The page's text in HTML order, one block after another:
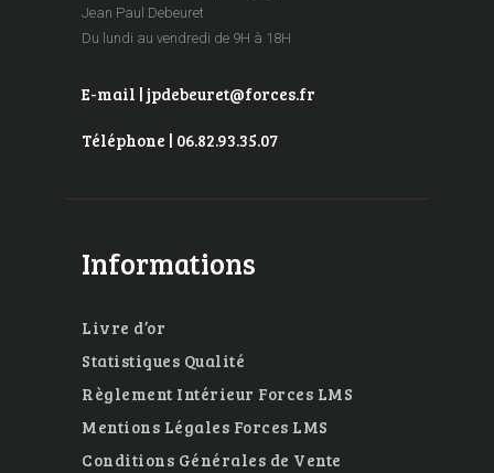
Jean Paul Debeuret
Du lundi au vendredi de 9H à 18H
E-mail | jpdebeuret@forces.fr
Téléphone | 06.82.93.35.07
Informations
Livre d’or
Statistiques Qualité
Règlement Intérieur Forces LMS
Mentions Légales Forces LMS
Conditions Générales de Vente